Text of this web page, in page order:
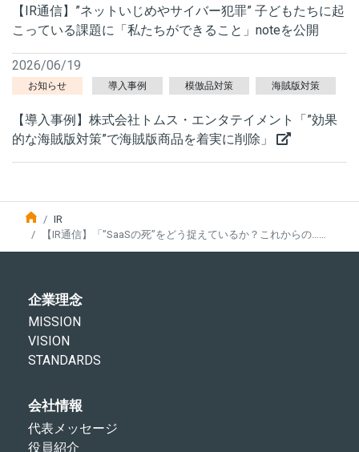
【IR通信】”ネットいじめやサイバー犯罪” 子どもたちに起
こっている課題に「私たちができること」noteを公開
2026/06/19
お知らせ 導入事例 模倣品対策 海賊版対策
【導入事例】株式会社トムス・エンタテイメント「”効果
的な海賊版対策”で海賊版商品を着実に削除」
IR
【IR通信】「”SaaSの死”をどう捉えているか？これからの……
企業理念
MISSION
VISION
STANDARDS
会社情報
代表メッセージ
役員紹介